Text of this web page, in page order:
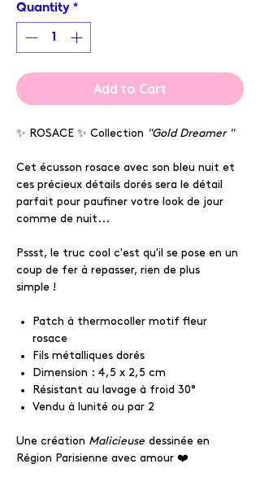
Quantity *
Add to Cart
✨ ROSACE ✨ Collection "Gold Dreamer "
Cet écusson rosace avec son bleu nuit et
ces précieux détails dorés sera le détail
parfait pour paufiner votre look de jour
comme de nuit...
Pssst, le truc cool c'est qu'il se pose en un
coup de fer à repasser, rien de plus
simple !
Patch à thermocoller motif fleur
rosace
Fils métalliques dorés
Dimension : 4,5 x 2,5 cm
Résistant au lavage à froid 30°
Vendu à lunité ou par 2
Une création Malicieuse dessinée en
Région Parisienne avec amour ❤️